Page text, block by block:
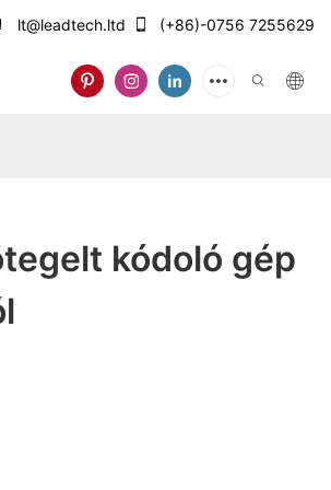
lt@leadtech.ltd (+86)-0756 7255629
kódoló gép